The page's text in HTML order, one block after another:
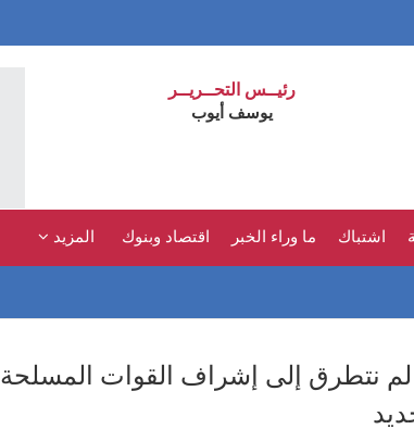
رئيــس التحــريــر
يوسف أيوب
اشتباك ما وراء الخبر اقتصاد وبنوك المزيد
لم نتطرق إلى إشراف القوات المسلحة